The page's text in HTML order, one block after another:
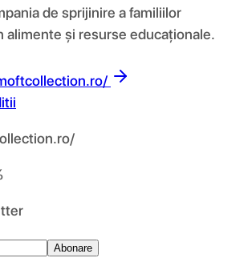
de sprijinire a familiilor
alimente și resurse educaționale.
Abonare